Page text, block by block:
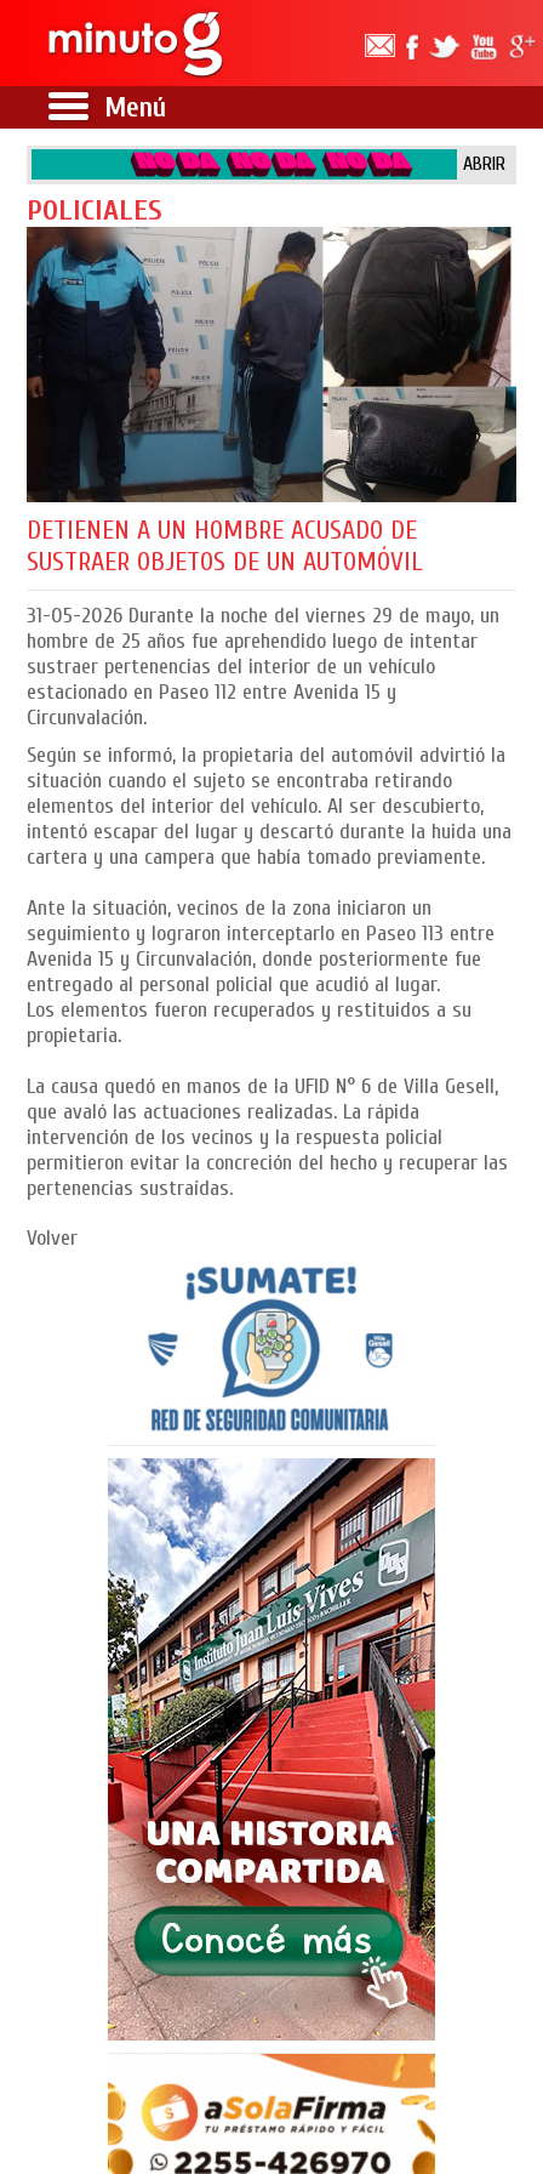
Menú
ABRIR
POLICIALES
DETIENEN A UN HOMBRE ACUSADO DE
SUSTRAER OBJETOS DE UN AUTOMÓVIL
31-05-2026 Durante la noche del viernes 29 de mayo, un
hombre de 25 años fue aprehendido luego de intentar
sustraer pertenencias del interior de un vehículo
estacionado en Paseo 112 entre Avenida 15 y
Circunvalación.
Según se informó, la propietaria del automóvil advirtió la
situación cuando el sujeto se encontraba retirando
elementos del interior del vehículo. Al ser descubierto,
intentó escapar del lugar y descartó durante la huida una
cartera y una campera que había tomado previamente.
Ante la situación, vecinos de la zona iniciaron un
seguimiento y lograron interceptarlo en Paseo 113 entre
Avenida 15 y Circunvalación, donde posteriormente fue
entregado al personal policial que acudió al lugar.
Los elementos fueron recuperados y restituidos a su
propietaria.
La causa quedó en manos de la UFID N° 6 de Villa Gesell,
que avaló las actuaciones realizadas. La rápida
intervención de los vecinos y la respuesta policial
permitieron evitar la concreción del hecho y recuperar las
pertenencias sustraídas.
Volver